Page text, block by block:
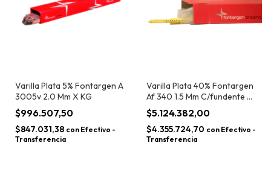
Varilla Plata 5% Fontargen A
3005v 2.0 Mm X KG
$996.507,50
$847.031,38 con Efectivo -
Transferencia
Varilla Plata 40% Fontargen
Af 340 1.5 Mm C/fundente X
KG
$5.124.382,00
$4.355.724,70 con Efectivo -
Transferencia